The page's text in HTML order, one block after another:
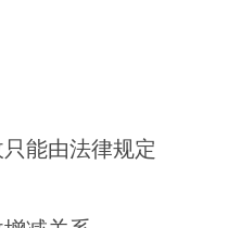
能由法律规定